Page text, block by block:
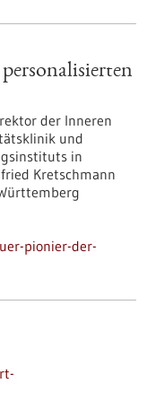
der Inneren
und
in
Kretschmann
pionier-der-